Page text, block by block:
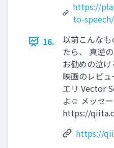
https://
to-
16.
以前こんな
たら、 真逆
お勧めの泣
映画のレビ
エリ Vector
よ☺ メッセ
https://
https://